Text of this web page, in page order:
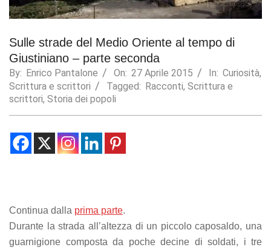
Sulle strade del Medio Oriente al tempo di
Giustiniano – parte seconda
By: Enrico Pantalone On: 27 Aprile 2015 In: Curiosità,
Scrittura e scrittori
Tagged: Racconti, Scrittura e
scrittori, Storia dei popoli
Continua dalla prima parte.
Durante la strada all’altezza di un piccolo caposaldo, una
guarnigione composta da poche decine di soldati, i tre
Statistics
us to
improve the
website's
functionality
and
structure,
website is
used.
our website
to perform
as well as
possible